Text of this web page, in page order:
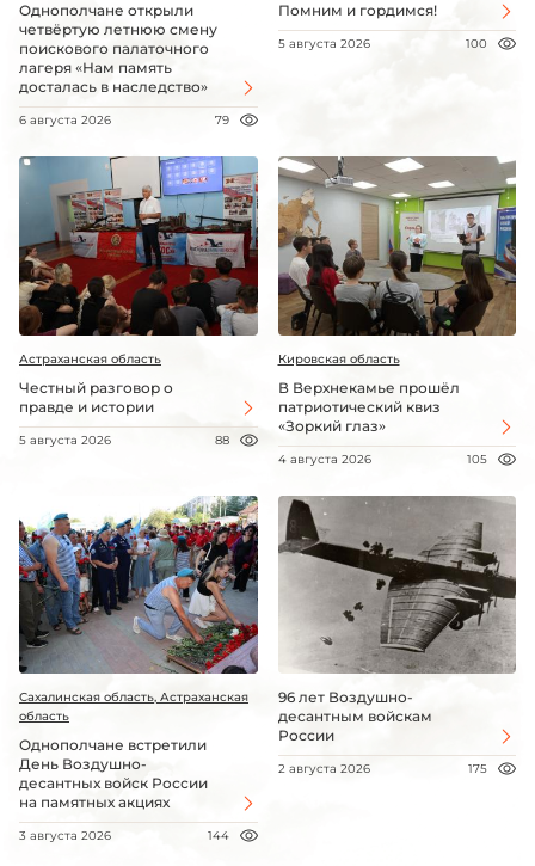
Однополчане открыли
четвёртую летнюю смену
поискового палаточного
лагеря «Нам память
досталась в наследство»
6 августа 2026 79
Помним и гордимся!
5 августа 2026 100
Астраханская область
Честный разговор о
правде и истории
5 августа 2026 88
Кировская область
В Верхнекамье прошёл
патриотический квиз
«Зоркий глаз»
4 августа 2026 105
Сахалинская область, Астраханская
область
Однополчане встретили
День Воздушно-
десантных войск России
на памятных акциях
3 августа 2026 144
96 лет Воздушно-
десантным войскам
России
2 августа 2026 175